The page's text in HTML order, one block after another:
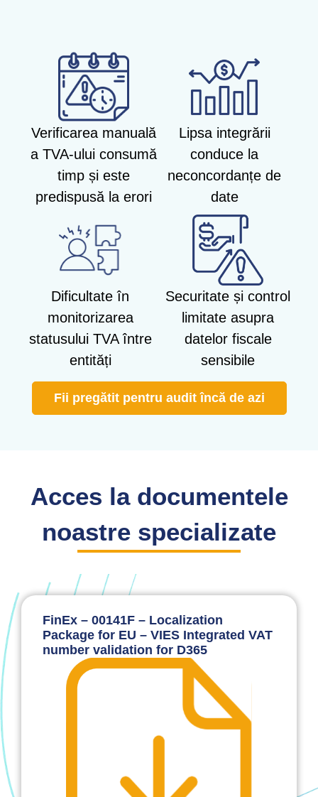
Verificarea manuală
a TVA-ului consumă
timp și este
predispusă la erori
Lipsa integrării
conduce la
neconcordanțe de
date
Dificultate în
monitorizarea
statusului TVA între
entități
Securitate și control
limitate asupra
datelor fiscale
sensibile
Fii pregătit pentru audit încă de azi
Acces la documentele
noastre specializate
FinEx – 00141F – Localization
Package for EU – VIES Integrated VAT
number validation for D365